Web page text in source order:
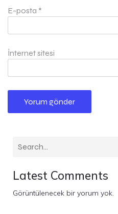
E-posta *
İnternet sitesi
Latest Comments
Görüntülenecek bir yorum yok.